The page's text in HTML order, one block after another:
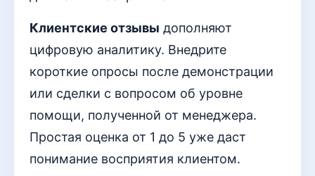
Клиентские отзывы дополняют
цифровую аналитику. Внедрите
короткие опросы после демонстрации
или сделки с вопросом об уровне
помощи, полученной от менеджера.
Простая оценка от 1 до 5 уже даст
понимание восприятия клиентом.